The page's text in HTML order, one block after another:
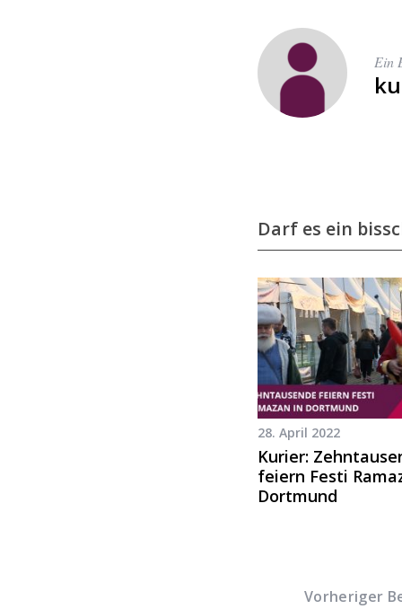
Ein
Darf es ein
28. April 2022
Kurier:
feiern Festi
Dortmund
Vorheriger